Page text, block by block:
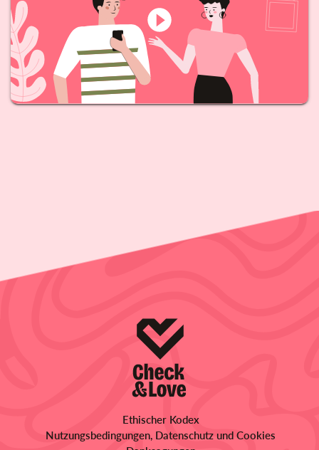
Ethischer Kodex
Nutzungsbedingungen, Datenschutz und Cookies